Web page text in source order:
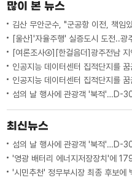
많이 본 뉴스
김산 무안군수, "군공항 이전, 책임
[울산]'자율주행' 실증도시 도전..광
인공지능 데이터센터 집적단지를 꿈
인공지능 데이터센터 집적단지를 꿈
섬의 날 행사에 관광객 '북적'…D-
최신뉴스
섬의 날 행사에 관광객 '북적'…D-
'영광 배터리 에너지저장장치'에
'시민추천' 정무부시장 최종 후보에